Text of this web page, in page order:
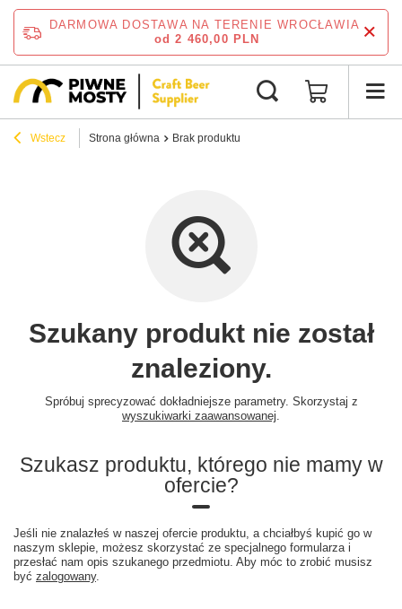
DARMOWA DOSTAWA NA TERENIE WROCŁAWIA
od 2 460,00 PLN
Wstecz Strona główna Brak produktu
Szukany produkt nie został
znaleziony.
Spróbuj sprecyzować dokładniejsze parametry. Skorzystaj z
wyszukiwarki zaawansowanej
Szukasz produktu, którego nie mamy w
ofercie?
Jeśli nie znalazłeś w naszej ofercie produktu, a chciałbyś kupić go w
naszym sklepie, możesz skorzystać ze specjalnego formularza i
przesłać nam opis szukanego przedmiotu. Aby móc to zrobić musisz
być zalogowany.